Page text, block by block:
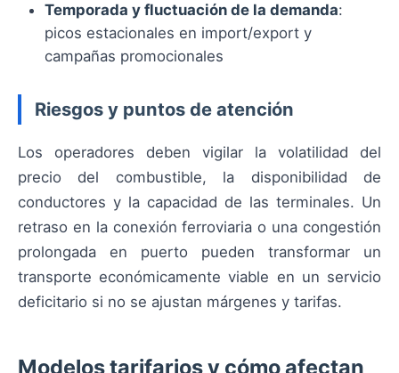
Temporada y fluctuación de la demanda:
picos estacionales en import/export y
campañas promocionales
Riesgos y puntos de atención
Los operadores deben vigilar la volatilidad del
precio del combustible, la disponibilidad de
conductores y la capacidad de las terminales. Un
retraso en la conexión ferroviaria o una congestión
prolongada en puerto pueden transformar un
transporte económicamente viable en un servicio
deficitario si no se ajustan márgenes y tarifas.
Modelos tarifarios y cómo afectan